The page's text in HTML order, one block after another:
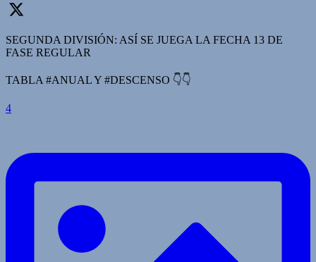
SEGUNDA DIVISIÓN: ASÍ SE JUEGA LA FECHA 13 DE
FASE REGULAR
TABLA #ANUAL Y #DESCENSO 👇👇
4